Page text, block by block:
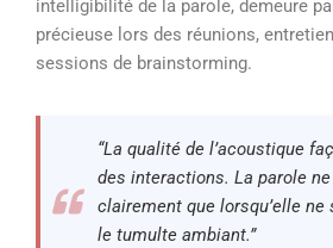
intelligibilité de la parole, demeure
précieuse lors des réunions,
sessions de brainstorming.
“La qualité de l’acoustique
des interactions. La parole
clairement que lorsqu’elle ne
le tumulte ambiant.”